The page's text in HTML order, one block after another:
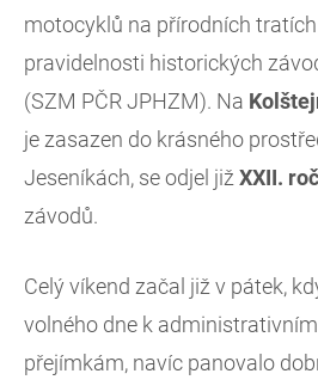
motocyklů na přírodních
pravidelnosti historických
(SZM PČR JPHZM). Na
je zasazen do krásného
Jeseníkách, se odjel již XXII.
závodů.
Celý víkend začal již v pátek,
volného dne k
přejímkám, navíc panovalo